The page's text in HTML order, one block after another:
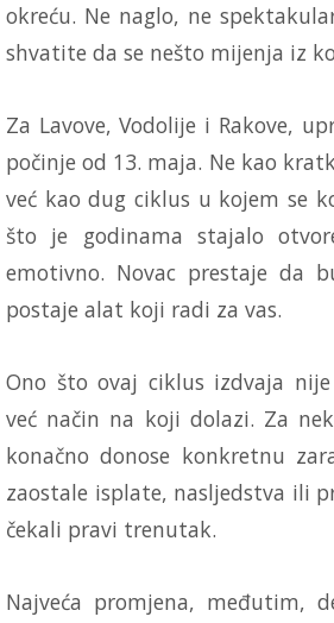
okreću. Ne naglo, ne
shvatite da se nešto mijenja iz
Za Lavove, Vodolije i Rakove,
počinje od 13. maja. Ne kao
već kao dug ciklus u kojem se
što je godinama stajalo
emotivno. Novac prestaje da
postaje alat koji radi za vas.
Ono što ovaj ciklus izdvaja
već način na koji dolazi. Za
konačno donose konkretnu
zaostale isplate, nasljedstva ili
čekali pravi trenutak.
Najveća promjena, međutim,